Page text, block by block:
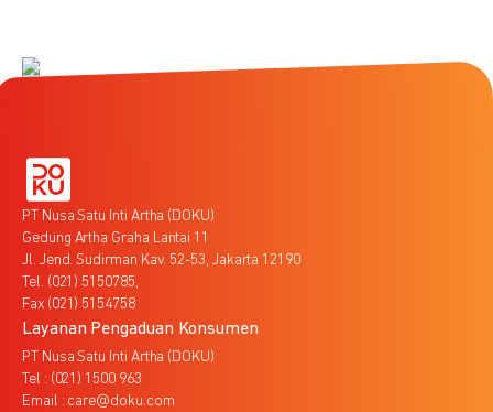
PT Nusa Satu Inti Artha (DOKU)
Gedung Artha Graha Lantai 11
Jl. Jend. Sudirman Kav. 52-53, Jakarta 12190
Tel. (021) 5150785,
Fax (021) 5154758
Layanan Pengaduan Konsumen
PT Nusa Satu Inti Artha (DOKU)
Tel : (021) 1500 963
Email : care@doku.com